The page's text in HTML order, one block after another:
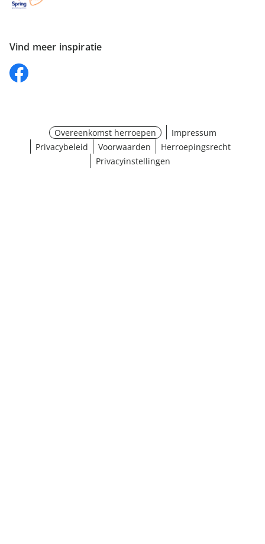
Vind meer inspiratie
Overeenkomst herroepen
Impressum
Privacybeleid
Voorwaarden
Herroepingsrecht
Privacyinstellingen